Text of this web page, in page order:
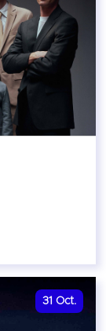
31 Oct.